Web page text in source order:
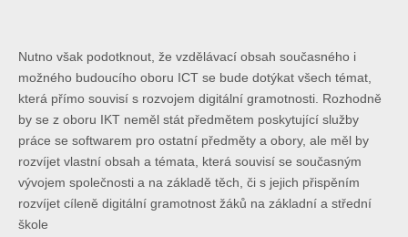
Nutno však podotknout, že vzdělávací obsah současného i
možného budoucího oboru ICT se bude dotýkat všech témat,
která přímo souvisí s rozvojem digitální gramotnosti. Rozhodně
by se z oboru IKT neměl stát předmětem poskytující služby
práce se softwarem pro ostatní předměty a obory, ale měl by
rozvíjet vlastní obsah a témata, která souvisí se současným
vývojem společnosti a na základě těch, či s jejich přispěním
rozvíjet cíleně digitální gramotnost žáků na základní a střední
škole